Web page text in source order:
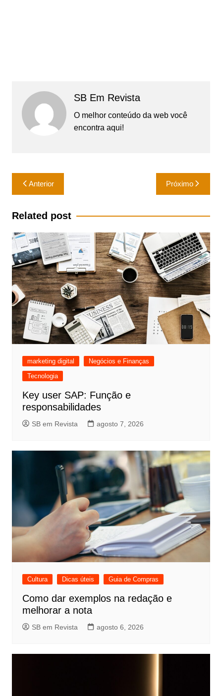
SB Em Revista
O melhor conteúdo da web você
encontra aqui!
Navegação
de
Post
Anterior Próximo
Related post
marketing digital
Negócios e Finanças
Tecnologia
Key user SAP: Função e
responsabilidades
SB em Revista agosto 7, 2026
Cultura Dicas úteis Guia de Compras
Como dar exemplos na redação e
melhorar a nota
SB em Revista agosto 6, 2026